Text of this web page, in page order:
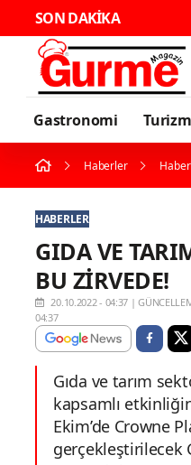
SON DAKİKA
Gastronomi Turizm
Haberler
HABERLER
GIDA VE
BU ZİRVEDE!
20.10.2022 - 04:37 |
04:37
Gıda ve tarım
kapsamlı
Ekim’de Crowne
gerçekleştirilecek